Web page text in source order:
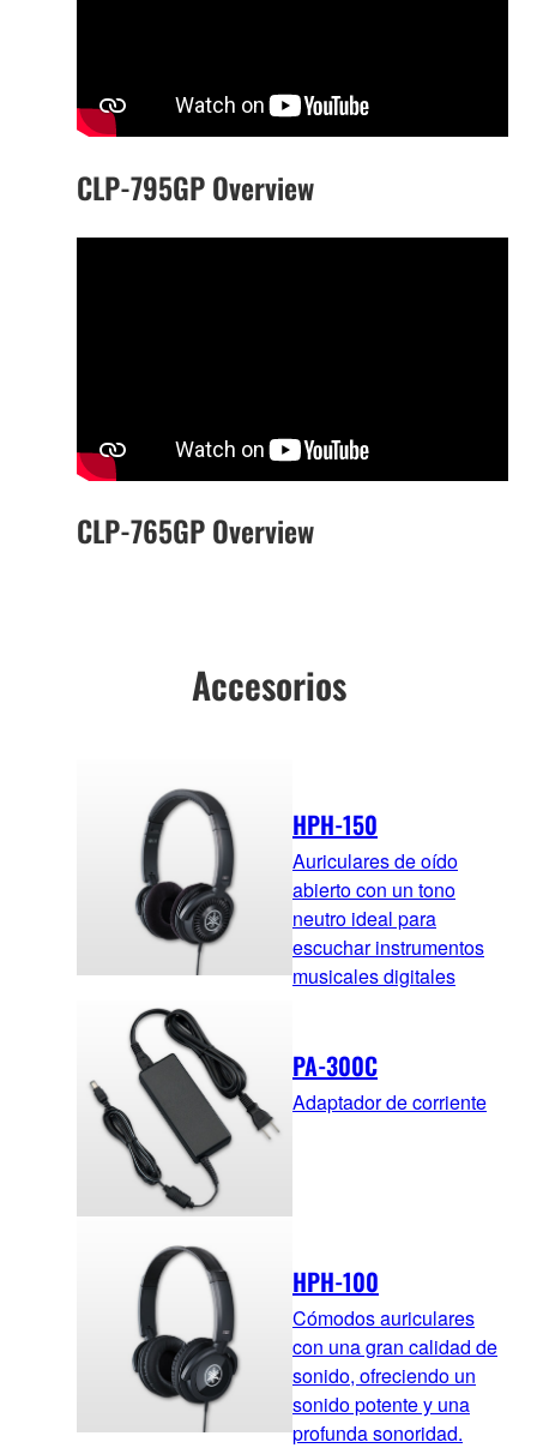
CLP-795GP Overview
CLP-765GP Overview
Accesorios
HPH-150
Auriculares de oído
abierto con un tono
neutro ideal para
escuchar instrumentos
musicales digitales
PA-300C
Adaptador de corriente
HPH-100
Cómodos auriculares
con una gran calidad de
sonido, ofreciendo un
sonido potente y una
profunda sonoridad.